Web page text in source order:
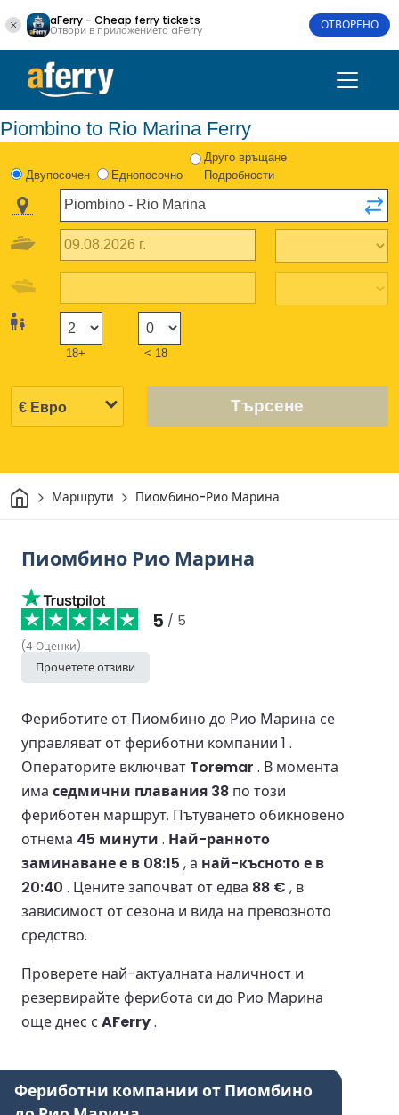
aFerry - Cheap ferry tickets
Отвори в приложението aFerry ОТВОРЕНО
Piombino to Rio Marina Ferry
Двупосочен Еднопосочно
Друго връщане
Подробности
18+ < 18
Търсене
Начало
Маршрути Пиомбино-Рио Марина
Пиомбино Рио Марина
5 / 5
(4 Оценки)
Прочетете отзиви
Фериботите от Пиомбино до Рио Марина се
управляват от фериботни компании 1 .
Операторите включват Toremar . В момента
има седмични плавания 38 по този
фериботен маршрут. Пътуването обикновено
отнема 45 минути . Най-ранното
заминаване е в 08:15 , а най-късното е в
20:40 . Цените започват от едва 88 € , в
зависимост от сезона и вида на превозното
средство.
Проверете най-актуалната наличност и
резервирайте ферибота си до Рио Марина
още днес с AFerry.
Фериботни компании от Пиомбино